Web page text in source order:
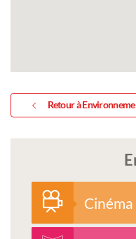
Retour à
Cinéma